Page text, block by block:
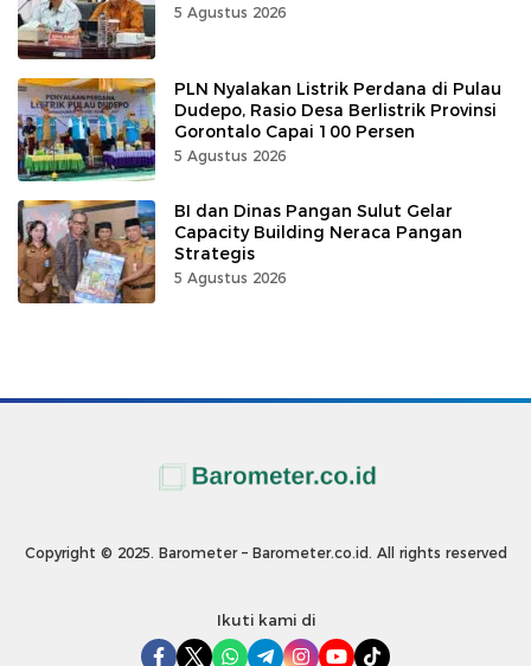
5 Agustus 2026
PLN Nyalakan Listrik Perdana di Pulau
Dudepo, Rasio Desa Berlistrik Provinsi
Gorontalo Capai 100 Persen
5 Agustus 2026
BI dan Dinas Pangan Sulut Gelar
Capacity Building Neraca Pangan
Strategis
5 Agustus 2026
Copyright © 2025. Barometer – Barometer.co.id. All rights reserved
Ikuti kami di